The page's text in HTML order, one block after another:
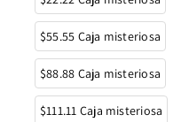
$55.55 Caja misteriosa
$88.88 Caja misteriosa
$111.11 Caja misteriosa